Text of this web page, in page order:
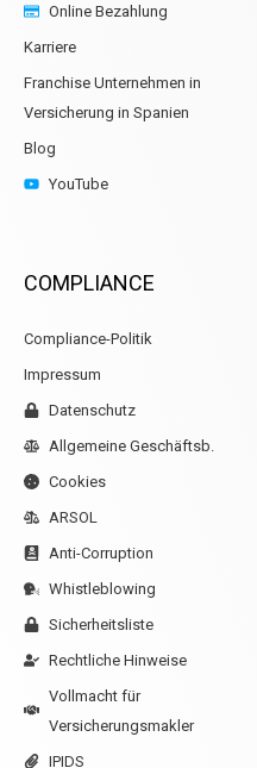
Online Bezahlung
Karriere
Franchise Unternehmen in
Versicherung in Spanien
Blog
YouTube
COMPLIANCE
Compliance-Politik
Impressum
Datenschutz
Allgemeine Geschäftsb.
Cookies
ARSOL
Anti-Corruption
Whistleblowing
Sicherheitsliste
Rechtliche Hinweise
Vollmacht für
Versicherungsmakler
IPIDS